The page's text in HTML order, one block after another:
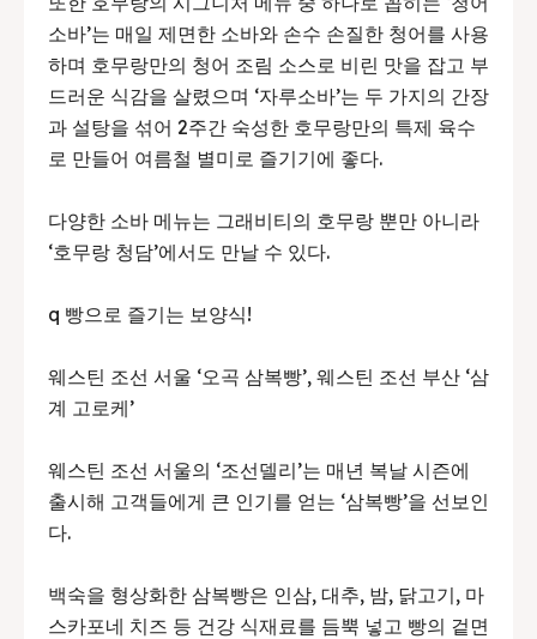
소바’는 매일 제면한 소바와 손수 손질한 청어를 사용
하며 호무랑만의 청어 조림 소스로 비린 맛을 잡고 부
드러운 식감을 살렸으며 ‘자루소바’는 두 가지의 간장
과 설탕을 섞어 2주간 숙성한 호무랑만의 특제 육수
로 만들어 여름철 별미로 즐기기에 좋다.
다양한 소바 메뉴는 그래비티의 호무랑 뿐만 아니라
‘호무랑 청담’에서도 만날 수 있다.
q 빵으로 즐기는 보양식!
웨스틴 조선 서울 ‘오곡 삼복빵’, 웨스틴 조선 부산 ‘삼
계 고로케’
웨스틴 조선 서울의 ‘조선델리’는 매년 복날 시즌에
출시해 고객들에게 큰 인기를 얻는 ‘삼복빵’을 선보인
다.
백숙을 형상화한 삼복빵은 인삼, 대추, 밤, 닭고기, 마
스카포네 치즈 등 건강 식재료를 듬뿍 넣고 빵의 겉면